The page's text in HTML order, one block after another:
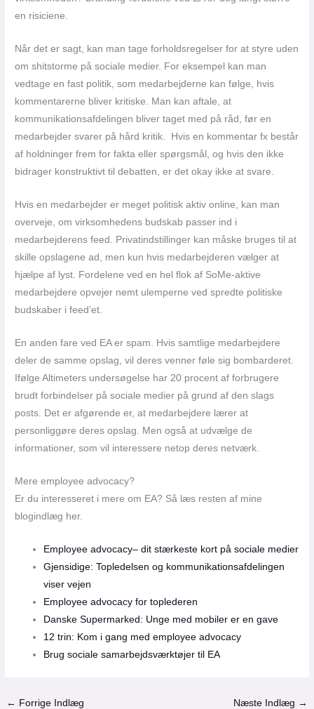
en risiciene.
Når det er sagt, kan man tage forholdsregelser for at styre uden
om shitstorme på sociale medier. For eksempel kan man
vedtage en fast politik, som medarbejderne kan følge, hvis
kommentarerne bliver kritiske. Man kan aftale, at
kommunikationsafdelingen bliver taget med på råd, før en
medarbejder svarer på hård kritik. Hvis en kommentar fx består
af holdninger frem for fakta eller spørgsmål, og hvis den ikke
bidrager konstruktivt til debatten, er det okay ikke at svare.
Hvis en medarbejder er meget politisk aktiv online, kan man
overveje, om virksomhedens budskab passer ind i
medarbejderens feed. Privatindstillinger kan måske bruges til at
skille opslagene ad, men kun hvis medarbejderen vælger at
hjælpe af lyst. Fordelene ved en hel flok af SoMe-aktive
medarbejdere opvejer nemt ulemperne ved spredte politiske
budskaber i feed’et.
En anden fare ved EA er spam. Hvis samtlige medarbejdere
deler de samme opslag, vil deres venner føle sig bombarderet.
Ifølge Altimeters undersøgelse har 20 procent af forbrugere
brudt forbindelser på sociale medier på grund af den slags
posts. Det er afgørende er, at medarbejdere lærer at
personliggøre deres opslag. Men også at udvælge de
informationer, som vil interessere netop deres netværk.
Mere employee advocacy?
Er du interesseret i mere om EA? Så læs resten af mine
blogindlæg her.
Employee advocacy– dit stærkeste kort på sociale medier
Gjensidige: Topledelsen og kommunikationsafdelingen
viser vejen
Employee advocacy for toplederen
Danske Supermarked: Unge med mobiler er en gave
12 trin: Kom i gang med employee advocacy
Brug sociale samarbejdsværktøjer til EA
← Forrige Indlæg Næste Indlæg →